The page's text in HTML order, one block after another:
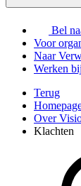
Bel
Voor
Naar
Werken bij
Terug
Over
Klachten